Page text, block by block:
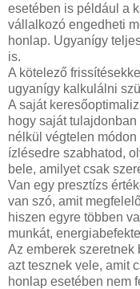
esetében is például a
vállalkozó engedheti
honlap. Ugyanígy
is.
A kötelező
ugyanígy kalkulálni
A saját
hogy saját
nélkül végtelen
ízlésedre szabhatod,
bele, amilyet csak
Van egy presztízs
van szó, amit
hiszen egyre többen
munkát,
Az emberek szeretnek
azt tesznek vele, amit
honlap esetében nem